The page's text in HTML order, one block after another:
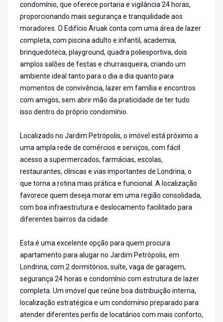
condomínio, que oferece portaria e vigilância 24 horas,
proporcionando mais segurança e tranquilidade aos
moradores. O Edifício Aruak conta com uma área de lazer
completa, com piscina adulto e infantil, academia,
brinquedoteca, playground, quadra poliesportiva, dois
amplos salões de festas e churrasqueira, criando um
ambiente ideal tanto para o dia a dia quanto para
momentos de convivência, lazer em família e encontros
com amigos, sem abrir mão da praticidade de ter tudo
isso dentro do próprio condomínio.
Localizado no Jardim Petrópolis, o imóvel está próximo a
uma ampla rede de comércios e serviços, com fácil
acesso a supermercados, farmácias, escolas,
restaurantes, clínicas e vias importantes de Londrina, o
que torna a rotina mais prática e funcional. A localização
favorece quem deseja morar em uma região consolidada,
com boa infraestrutura e deslocamento facilitado para
diferentes bairros da cidade.
Esta é uma excelente opção para quem procura
apartamento para alugar no Jardim Petrópolis, em
Londrina, com 2 dormitórios, suíte, vaga de garagem,
segurança 24 horas e condomínio com estrutura de lazer
completa. Um imóvel que reúne boa distribuição interna,
localização estratégica e um condomínio preparado para
atender diferentes perfis de locatários com mais conforto,